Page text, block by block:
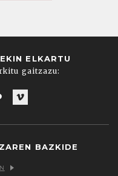
ELKARTU
gaitzazu:
BAZKIDE